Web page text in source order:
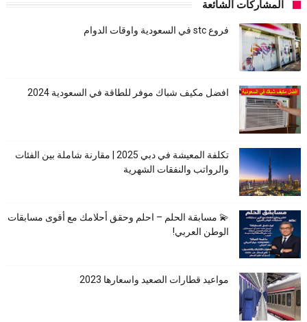
المشاركات الشائعة
فروع stc في السعودية واوقات الدوام
افضل مكيف شباك موفر للطاقة في السعودية 2024
تكلفة المعيشة في دبي 2025 | مقارنة شاملة بين الفئات
والرواتب والنفقات الشهرية
💫 مسابقة الحلم – احلم وحقق أحلامك مع أقوى مسابقات
الوطن العربي!
مواعيد قطارات الصعيد واسعارها 2023